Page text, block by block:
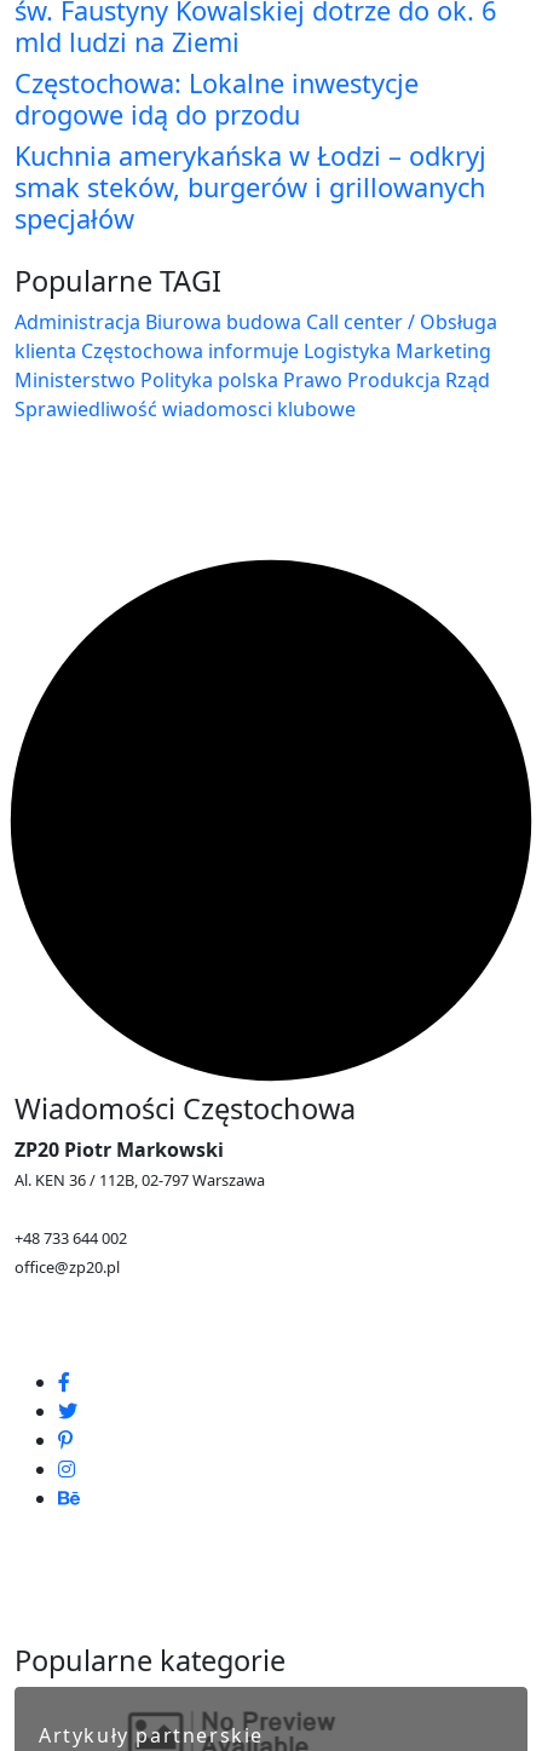
św. Faustyny Kowalskiej dotrze do ok. 6
mld ludzi na Ziemi
Częstochowa: Lokalne inwestycje
drogowe idą do przodu
Kuchnia amerykańska w Łodzi – odkryj
smak steków, burgerów i grillowanych
specjałów
Popularne TAGI
Administracja Biurowa budowa Call center / Obsługa
klienta Częstochowa informuje Logistyka Marketing
Ministerstwo Polityka polska Prawo Produkcja Rząd
Sprawiedliwość wiadomosci klubowe
Wiadomości Częstochowa
ZP20 Piotr Markowski
Al. KEN 36 / 112B, 02-797 Warszawa
+48 733 644 002
office@zp20.pl
Popularne kategorie
Artykuły partnerskie